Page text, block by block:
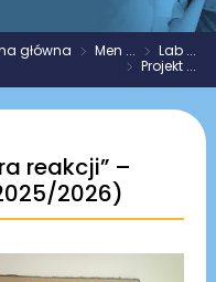
główna > Men ... > Lab ...
> Projekt ...
reakcji” –
2026)